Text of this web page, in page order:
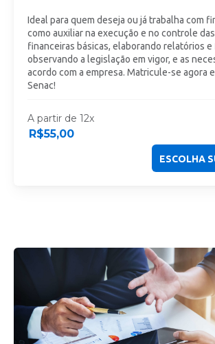
Ideal para quem deseja ou já trabalha com
como auxiliar na execução e no controle
financeiras básicas, elaborando relatórios e
observando a legislação em vigor, e as
acordo com a empresa. Matricule-se agora
Senac!
A partir de 12x
R$55,00
ESCOLHA